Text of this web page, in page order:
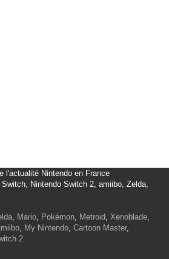
l'actualité Nintendo en France
Nintendo Switch 2, amiibo, Zelda,
, Mario, Pokémon, Metroid, Xenoblade,
, My Nintendo, Cartoon Master,
2